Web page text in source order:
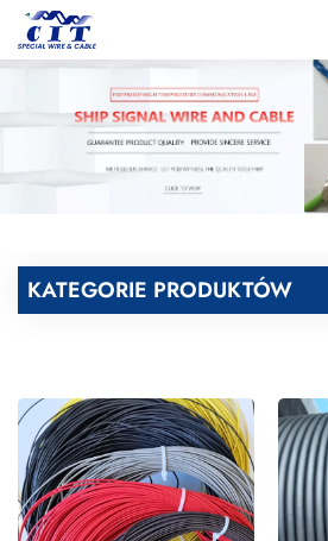
CABLE Co., Ltd .
English
Français
Italiano
Español
KATEGORIE PRODUKTÓW